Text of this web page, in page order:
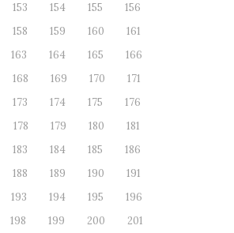
153 154 155
156
158 159 160
161
163 164 165
166
168 169 170
171
173 174 175
176
178 179 180
181
183 184 185
186
188 189 190
191
193 194 195
196
198 199 200
201